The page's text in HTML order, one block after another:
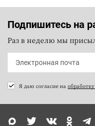
Подпишитесь на
Раз в неделю мы
Я даю согласие на